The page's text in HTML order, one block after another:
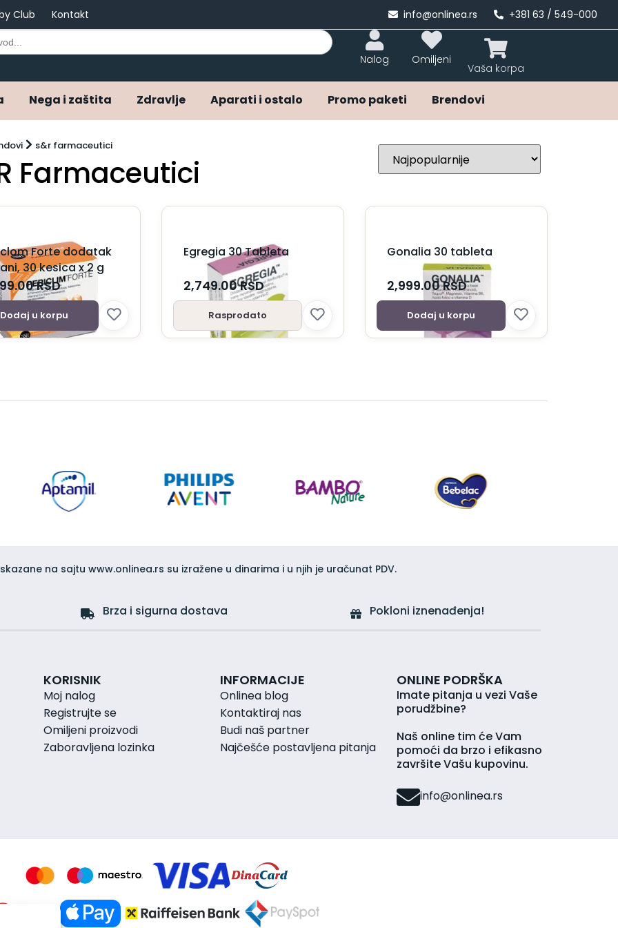
Club Kontakt info@onlinea.rs +381 63 / 549-000
Nalog Omiljeni
Nega i zaštita Zdravlje Aparati i ostalo Promo paketi
Brendovi
s&r farmaceutici
Farmaceutici
Forte dodatak
30 kesica x 2 g
RSD
Dodaj u korpu
Egregia 30 Tableta
2,749.00RSD
Rasprodato
Gonalia 30 tableta
2,999.00RSD
Dodaj u korpu
na sajtu www.onlinea.rs su izražene u dinarima i u njih je uračunat PDV.
Brza i sigurna dostava Pokloni iznenađenja!
KORISNIK
Moj nalog
Registrujte se
Omiljeni proizvodi
Zaboravljena lozinka
INFORMACIJE
Onlinea blog
Kontaktiraj nas
Budi naš partner
Najčešće postavljena pitanja
ONLINE PODRŠKA
Imate pitanja u vezi Vaše
porudžbine?
Naš online tim će Vam
pomoći da brzo i efikasno
završite Vašu kupovinu.
info@onlinea.rs